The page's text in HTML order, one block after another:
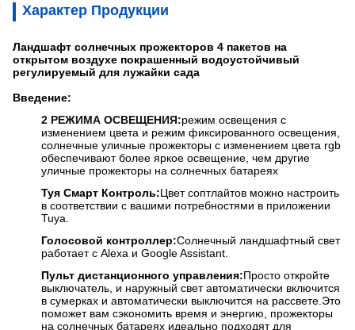
Характер Продукции
Ландшафт солнечных прожекторов 4 пакетов на
открытом воздухе покрашенный водоустойчивый
регулируемый для лужайки сада
Введение:
2 РЕЖИМА ОСВЕЩЕНИЯ:режим освещения с
изменением цвета и режим фиксированного освещения,
солнечные уличные прожекторы с изменением цвета rgb
обеспечивают более яркое освещение, чем другие
уличные прожекторы на солнечных батареях
Туя Смарт Контроль:Цвет соптлайтов можно настроить
в соответствии с вашими потребностями в приложении
Tuya.
Голосовой контроллер:Солнечный ландшафтный свет
работает с Alexa и Google Assistant.
Пульт дистанционного управления:Просто откройте
выключатель, и наружный свет автоматически включится
в сумерках и автоматически выключится на рассвете.Это
поможет вам сэкономить время и энергию, прожекторы
на солнечных батареях идеально подходят для